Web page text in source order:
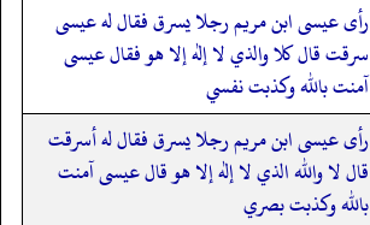
رأى عيسى ابن مريم رجلا يسرق فقال له عيسى
سرقت قال كلا والذي لا إله إلا هو فقال عيسى
آمنت بالله وكذبت نفسي
رأى عيسى ابن مريم رجلا يسرق فقال له أسرقت
قال لا والله الذي لا إله إلا هو قال عيسى آمنت
بالله وكذبت بصري